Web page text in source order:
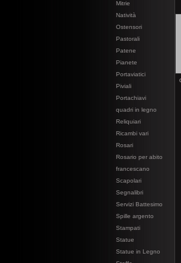
Mitrie
Natività
Ostensori
Pastorali
Patene
Pianete
Portaviatici
Piviali
Portachiavi
quadri in legno
Reliquiari
Ricambi vari
Rosari
Rosario per abito
francescano
Scapolari
Segnalibri
Servizi Battesimo
Spille argento
Stampati
Statue
Statue in Legno